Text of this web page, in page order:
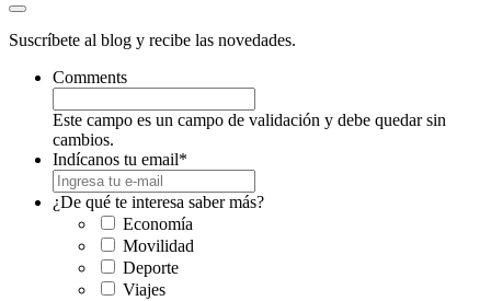
Suscríbete al blog y recibe las novedades.
Comments
Este campo es un campo de validación y debe quedar sin
cambios.
Indícanos tu email*
¿De qué te interesa saber más?
Economía
Movilidad
Deporte
Viajes